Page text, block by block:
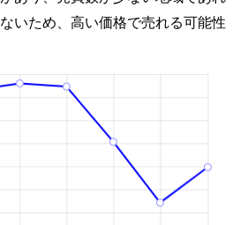
1,200万円
勾当台公園
勾当台公園
黒松(宮城)
いため、高い価格で売れる可能性